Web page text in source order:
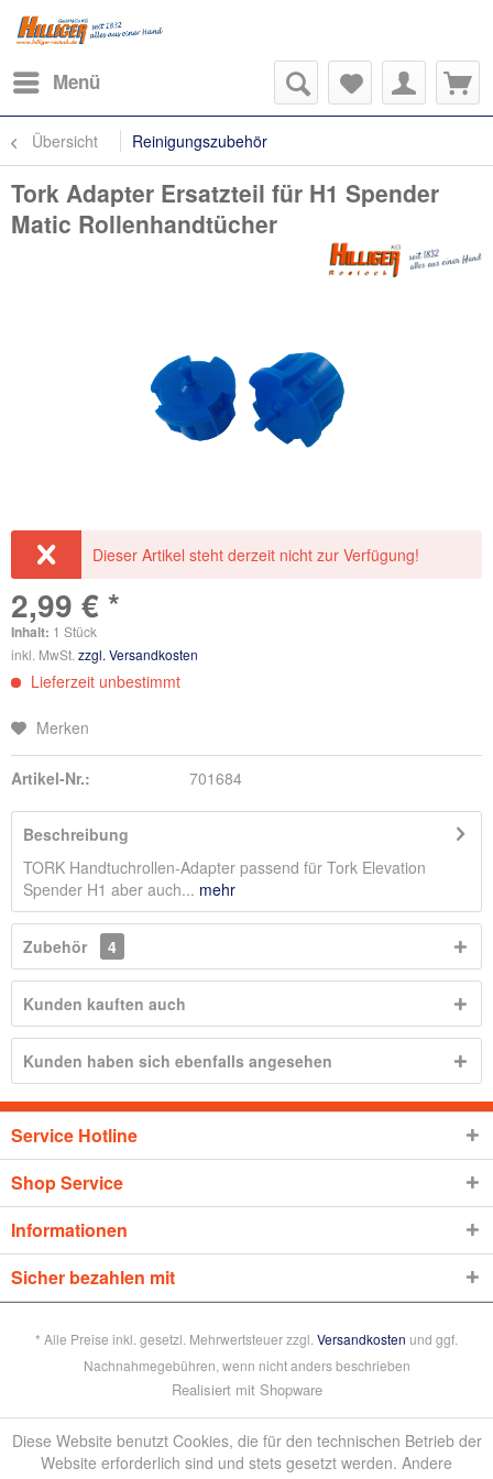
Menü
Übersicht Reinigungszubehör
Tork Adapter Ersatzteil für H1 Spender
Matic Rollenhandtücher
Dieser Artikel steht derzeit nicht zur Verfügung!
2,99 € *
Inhalt: 1 Stück
inkl. MwSt. zzgl. Versandkosten
Lieferzeit unbestimmt
Merken
Artikel-Nr.: 701684
Beschreibung
TORK Handtuchrollen-Adapter passend für Tork Elevation
Spender H1 aber auch... mehr
Zubehör 4
Kunden kauften auch
Kunden haben sich ebenfalls angesehen
Service Hotline
Shop Service
Informationen
Sicher bezahlen mit
* Alle Preise inkl. gesetzl. Mehrwertsteuer zzgl. Versandkosten und ggf.
Nachnahmegebühren, wenn nicht anders beschrieben
Realisiert mit Shopware
Diese Website benutzt Cookies, die für den technischen Betrieb der
Website erforderlich sind und stets gesetzt werden. Andere